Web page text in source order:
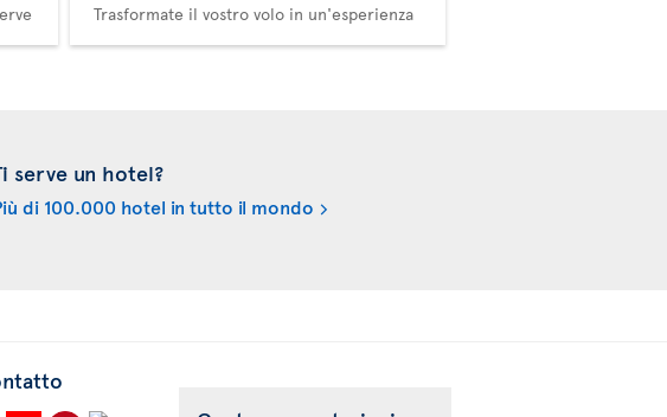
Trasformate il vostro volo in un'esperienza
serve un hotel?
di 100.000 hotel in tutto il mondo